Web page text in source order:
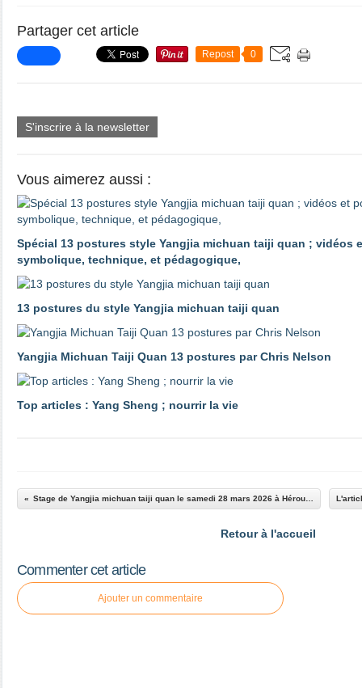
Partager cet article
Repost 0
S'inscrire à la newsletter
Vous aimerez aussi :
Spécial 13 postures style Yangjia michuan taiji quan ; vidéos
symbolique, technique, et pédagogique,
13 postures du style Yangjia michuan taiji quan
Yangjia Michuan Taiji Quan 13 postures par Chris Nelson
Top articles : Yang Sheng ; nourrir la vie
Retour à l'accueil
Commenter cet article
Ajouter un commentaire